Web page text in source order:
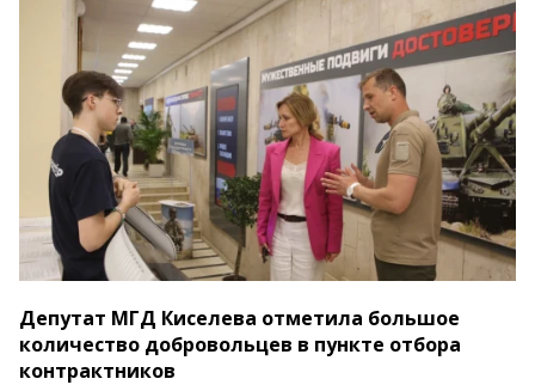
Депутат МГД Киселева отметила большое
количество добровольцев в пункте отбора
контрактников